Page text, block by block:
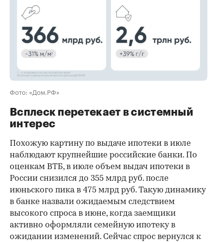
Фото: «Дом.РФ»
Всплеск перетекает в системный
интерес
Похожую картину по выдаче ипотеки в июле
наблюдают крупнейшие российские банки. По
оценкам ВТБ, в июле объем выдач ипотеки в
России снизился до 355 млрд руб. после
июньского пика в 475 млрд руб. Такую динамику
в банке назвали ожидаемым следствием
высокого спроса в июне, когда заемщики
активно оформляли семейную ипотеку в
ожидании изменений. Сейчас спрос вернулся к